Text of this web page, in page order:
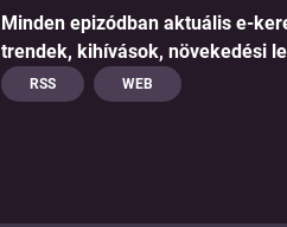
Minden epizódban aktuális
trendek, kihívások, növekedési
RSS WEB